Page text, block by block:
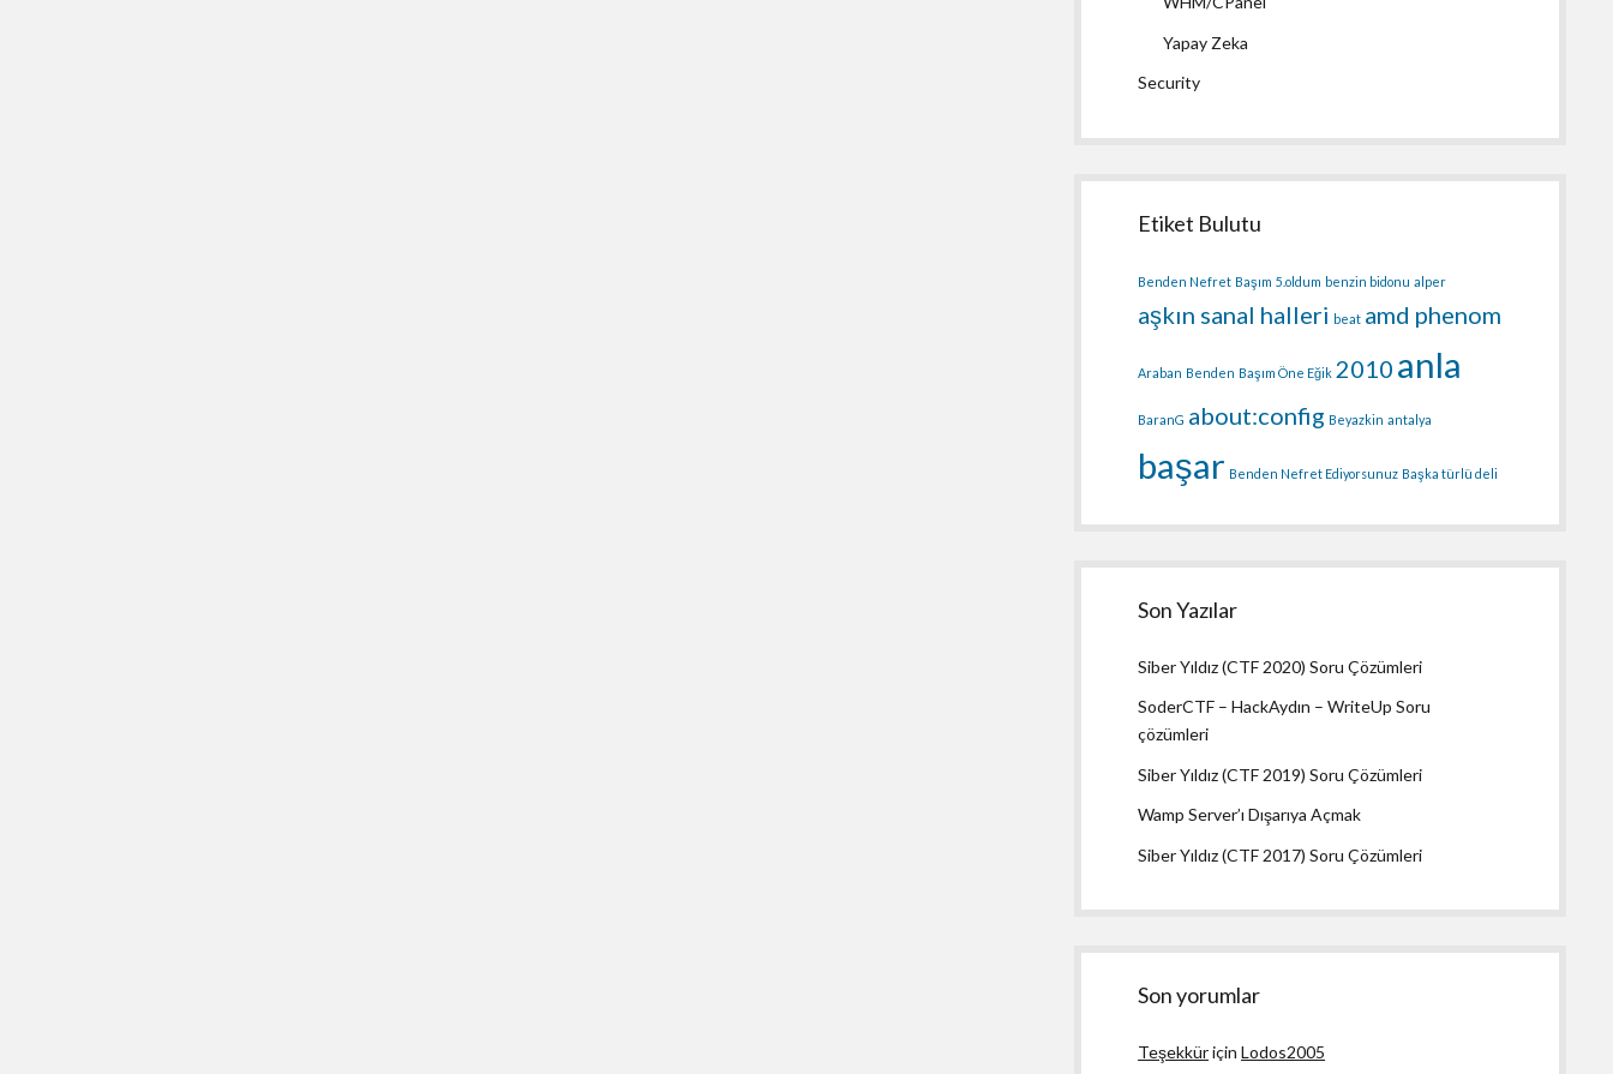
Yapay Zeka
Security
Etiket Bulutu
Benden Nefret Başım 5.oldum benzin bidonu alper
aşkın sanal halleri beat amd phenom
Araban Benden Başım Öne Eğik 2010 anla
BaranG about:config Beyazkin antalya
başar Benden Nefret Ediyorsunuz Başka türlü deli
Son Yazılar
Siber Yıldız (CTF 2020) Soru Çözümleri
SoderCTF – HackAydın – WriteUp Soru
çözümleri
Siber Yıldız (CTF 2019) Soru Çözümleri
Wamp Server’ı Dışarıya Açmak
Siber Yıldız (CTF 2017) Soru Çözümleri
Son yorumlar
TeşekküriçinLodos2005